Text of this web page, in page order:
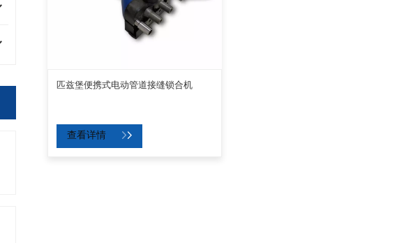
匹兹堡便携式电动管道接缝锁合机
查看详情